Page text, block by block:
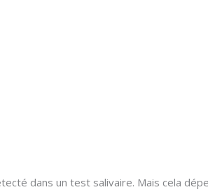
dans un test salivaire. Mais cela